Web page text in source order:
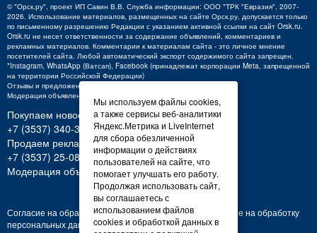
©"Орск.ру" , проект ИП Савин В.В. Служба информации: ООО "ТРК "Евразия", 2007-
2026. Использование материалов, размещенных на сайте Орск.ру, допускается только
по письменному разрешению Редакции с указанием активной ссылки на сайт Orsk.ru.
Orsk.ru не несет ответственности за содержание объявлений, комментариев и
рекламных материалов. Комментарии к материалам сайта - это личное мнение
посетителей сайта. Любой автоматический экспорт содержимого сайта запрещен.
*Instagram, WhatsApp (Ватсап), Facebook (принадлежат корпорации Meta, запрещенной
на территории Российской Федерации)
Отзывы и предложения о работе портала:
Модерация объявлений +7 (3537) 32-71-28
Покупаем новости:
+7 (3537) 340-300,340300@orsk.ru
Продаем рекламу:
+7 (3537) 25-08-07;250807@orsk.ru
Модерация объявлений: +7 (3537) 32-71-28
Согласие на обработку персональных данных
Согласие на обработку
персональных данных
Мы используем файлы cookies,
а также сервисы веб-аналитики
Яндекс.Метрика и LiveInternet
для сбора обезличенной
информации о действиях
пользователей на сайте, что
помогает улучшать его работу.
Продолжая использовать сайт,
вы соглашаетесь с
использованием файлов
cookies и обработкой данных в